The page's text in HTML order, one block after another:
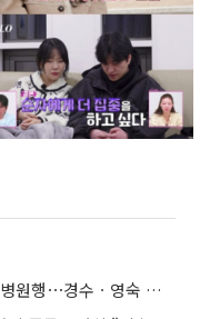
'나솔' 31기 순자, 3인방 뒷담화에 병원행⋯경수ㆍ영숙 최커 분위기 솔솔